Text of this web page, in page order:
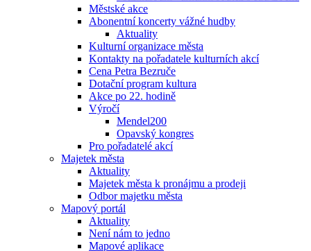
Městské akce
Abonentní koncerty vážné hudby
Aktuality
Kulturní organizace města
Kontakty na pořadatele kulturních akcí
Cena Petra Bezruče
Dotační program kultura
Akce po 22. hodině
Výročí
Mendel200
Opavský kongres
Pro pořadatelé akcí
Majetek města
Aktuality
Majetek města k pronájmu a prodeji
Odbor majetku města
Mapový portál
Aktuality
Není nám to jedno
Mapové aplikace